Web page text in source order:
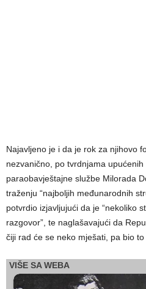
Najavljeno je i da je rok za njihovo
nezvanično, po tvrdnjama
paraobavještajne službe Milorada
traženju “najboljih međunarodnih
potvrdio izjavljujući da je “nekoliko
razgovor”, te naglašavajući da
čiji rad će se neko mješati, pa bio to